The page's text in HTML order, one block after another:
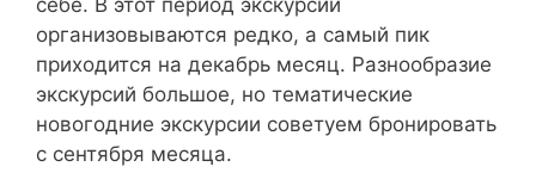
себе. В этот период экскурсии
организовываются редко, а самый пик
приходится на декабрь месяц. Разнообразие
экскурсий большое, но тематические
новогодние экскурсии советуем бронировать
с сентября месяца.